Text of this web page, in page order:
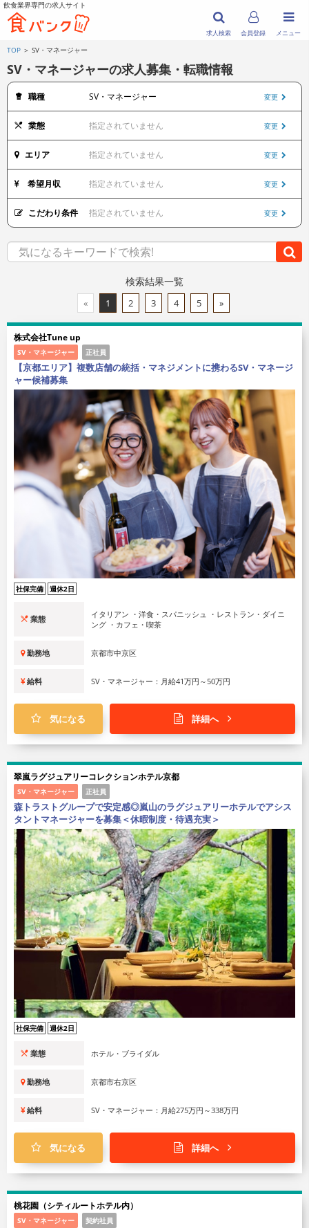
飲食業界専門の求人サイト
メニュー
求人検索 会員登録
TOP ＞ SV・マネージャー
SV・マネージャーの求人募集・転職情報
職種 SV・マネージャー 変更
業態 指定されていません 変更
エリア 指定されていません 変更
希望月収 指定されていません 変更
こだわり条件 指定されていません 変更
検索結果一覧
« 1 2 3 4 5 »
株式会社Tune up
SV・マネージャー 正社員
【京都エリア】複数店舗の統括・マネジメントに携わるSV・マネージ
ャー候補募集
社保完備 週休2日
業態
イタリアン ・洋食・スパニッシュ ・レストラン・ダイニ
ング ・カフェ・喫茶
勤務地 京都市中京区
給料 SV・マネージャー：月給41万円～50万円
気になる 詳細へ
翠嵐ラグジュアリーコレクションホテル京都
SV・マネージャー 正社員
森トラストグループで安定感◎嵐山のラグジュアリーホテルでアシス
タントマネージャーを募集＜休暇制度・待遇充実＞
社保完備 週休2日
業態 ホテル・ブライダル
勤務地 京都市右京区
給料 SV・マネージャー：月給275万円～338万円
気になる 詳細へ
桃花園（シティルートホテル内）
SV・マネージャー 契約社員